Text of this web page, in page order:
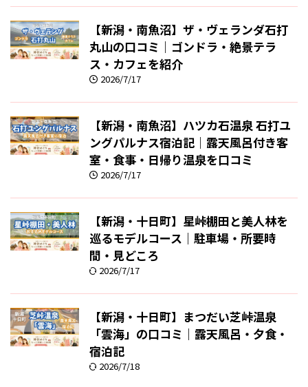
【新潟・南魚沼】ザ・ヴェランダ石打
丸山の口コミ｜ゴンドラ・絶景テラ
ス・カフェを紹介
2026/7/17
【新潟・南魚沼】ハツカ石温泉 石打ユ
ングパルナス宿泊記｜露天風呂付き客
室・食事・日帰り温泉を口コミ
2026/7/17
【新潟・十日町】星峠棚田と美人林を
巡るモデルコース｜駐車場・所要時
間・見どころ
2026/7/17
【新潟・十日町】まつだい芝峠温泉
「雲海」の口コミ｜露天風呂・夕食・
宿泊記
2026/7/18